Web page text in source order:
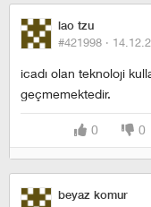
lao tzu
#421998 ·
icadı olan teknoloji
geçmemektedir.
0 0
beyaz komur